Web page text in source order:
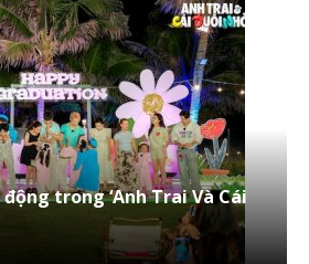
trong ‘Anh Trai Và Cái